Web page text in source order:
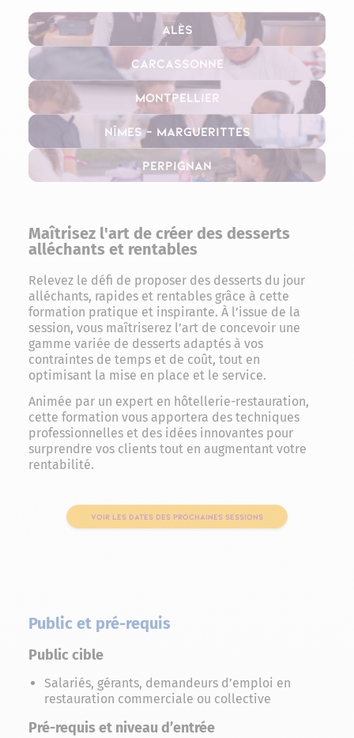
Alès
Carcassonne
Montpellier
Nîmes – Marguerittes
Perpignan
Maîtrisez l'art de créer des desserts
alléchants et rentables
Relevez le défi de proposer des desserts du jour
alléchants, rapides et rentables grâce à cette
formation pratique et inspirante. À l’issue de la
session, vous maîtriserez l’art de concevoir une
gamme variée de desserts adaptés à vos
contraintes de temps et de coût, tout en
optimisant la mise en place et le service.
Animée par un expert en hôtellerie-restauration,
cette formation vous apportera des techniques
professionnelles et des idées innovantes pour
surprendre vos clients tout en augmentant votre
rentabilité.
VOIR LES DATES DES PROCHAINES SESSIONS
Public et pré-requis
Public cible
Salariés, gérants, demandeurs d’emploi en
restauration commerciale ou collective
Pré-requis et niveau d’entrée